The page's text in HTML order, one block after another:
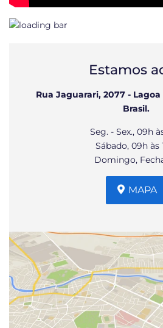
Estamos
Rua Jaguarari, 2077 - Lagoa
Brasil.
Seg. - Sex., 09h
Sábado, 09h às
Domingo,
MAPA